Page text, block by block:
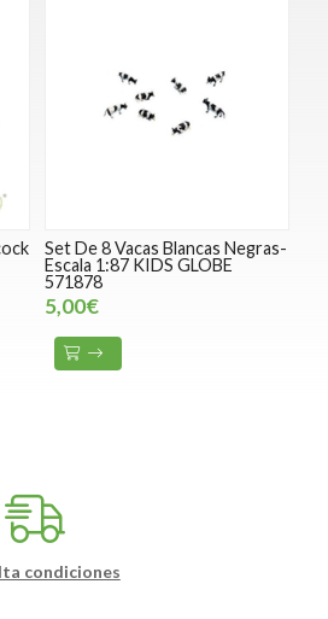
Set De 8 Vacas Blancas Negras-
Escala 1:87 KIDS GLOBE
571878
5,00€
condiciones